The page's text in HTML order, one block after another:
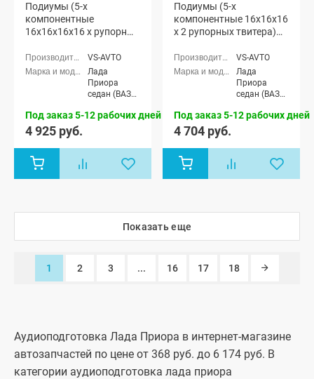
Подиумы (5-х
компонентные
16x16x16x16 x рупорный
Приора
VS-AVTO
Лада
Приора
седан (ВАЗ
Приора
Лада
хэтчбек (ВАЗ
Под заказ 5-12 рабочих дней
4 925 руб.
Подиумы (5-х
компонентные 16x16x16
x 2 рупорных твитера)
VS-AVTO
Лада
Приора
седан (ВАЗ
Приора
Лада
хэтчбек (ВАЗ
Под заказ 5-12 рабочих дней
4 704 руб.
Показать еще
1 2 3 ... 16 17 18
Аудиоподготовка Лада Приора в интернет-магазине
автозапчастей по цене от 368 руб. до 6 174 руб. В
категории аудиоподготовка лада приора